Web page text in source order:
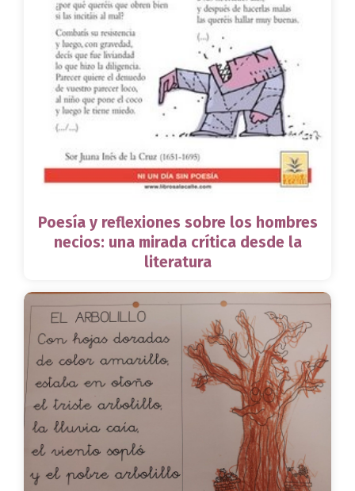
Poesía y reflexiones sobre los hombres
necios: una mirada crítica desde la
literatura